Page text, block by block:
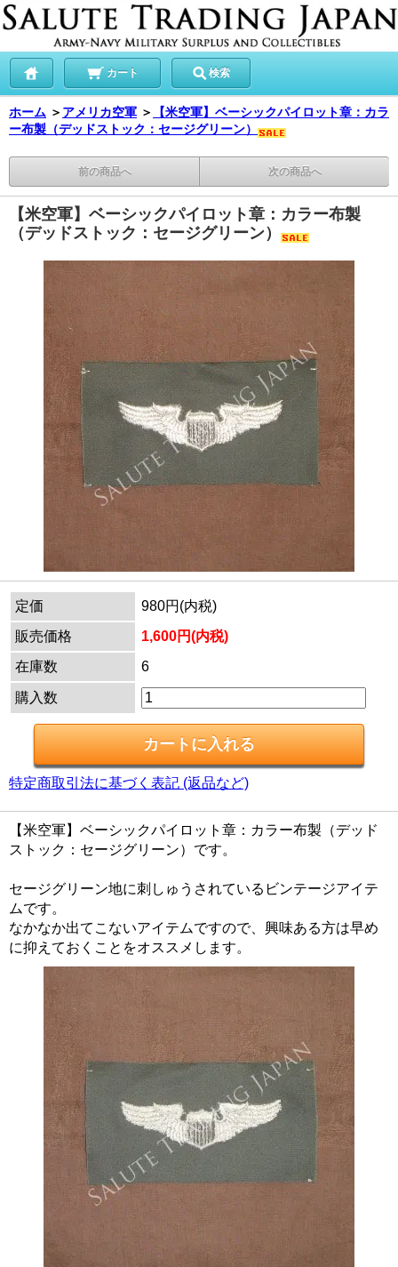
カート 検索
ホーム ＞ アメリカ空軍 ＞
【米空軍】ベーシックパイロット章：カラ
ー布製（デッドストック：セージグリーン）
前の商品へ 次の商品へ
【米空軍】ベーシックパイロット章：カラー布製
（デッドストック：セージグリーン）
定価
980円(内税)
販売価格
1,600円(内税)
在庫数
6
購入数
特定商取引法に基づく表記 (返品など)
【米空軍】ベーシックパイロット章：カラー布製（デッド
ストック：セージグリーン）です。
セージグリーン地に刺しゅうされているビンテージアイテ
ムです。
なかなか出てこないアイテムですので、興味ある方は早め
に抑えておくことをオススメします。